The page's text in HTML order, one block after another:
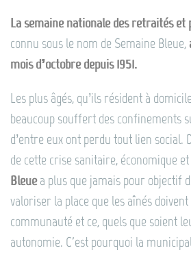
La semaine nationale des retraités et
connu sous le nom de Semaine Bleue,
mois d’octobre depuis 1951.
Les plus âgés, qu’ils résident à
beaucoup souffert des confinements
d’entre eux ont perdu tout lien social.
de cette crise sanitaire, économique et
Bleuea plus que jamais pour objectif
valoriser la place que les aînés
communauté et ce, quels que soient
autonomie. C'est pourquoi la